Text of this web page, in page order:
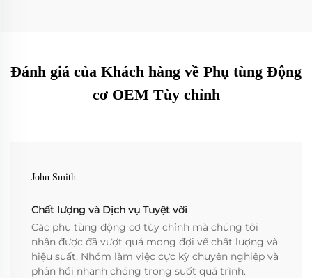
Đánh giá của Khách hàng về Phụ tùng Động
cơ OEM Tùy chỉnh
John Smith
Chất lượng và Dịch vụ Tuyệt vời
Các phụ tùng động cơ tùy chỉnh mà chúng tôi
nhận được đã vượt quá mong đợi về chất lượng và
hiệu suất. Nhóm làm việc cực kỳ chuyên nghiệp và
phản hồi nhanh chóng trong suốt quá trình.